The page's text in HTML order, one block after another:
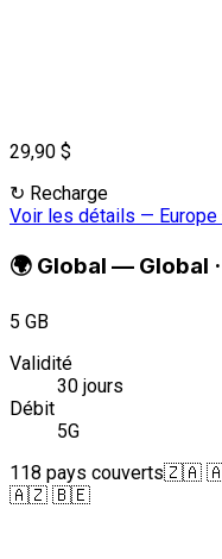
29,90 $
↻ Recharge
Voir les détails — Europe
🌍 Global — Global
5 GB
Validité
30 jours
Débit
5G
118 pays couverts🇿🇦
🇦🇿 🇧🇪